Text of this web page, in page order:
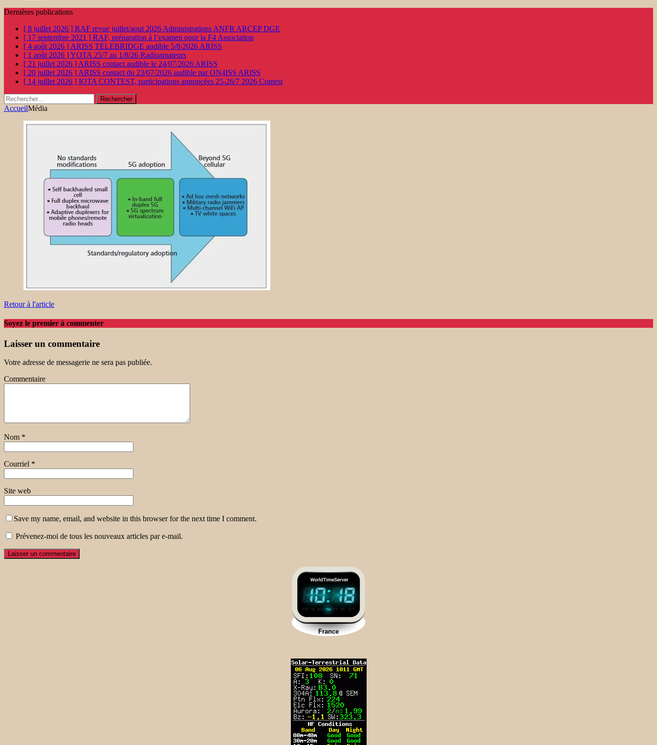
Dernières publications
[ 8 juillet 2026 ] RAF revue juillet/aout 2026 Administrations ANFR ARCEP DGE
[ 17 septembre 2021 ] RAF, préparation à l’examen pour la F4 Association
[ 4 août 2026 ] ARISS TELEBRIDGE audible 5/8/2026 ARISS
[ 1 août 2026 ]YOTA 25/7 au 1/8/26 Radioamateurs
[ 21 juillet 2026 ] ARISS contact audible le 24/07/2026 ARISS
[ 20 juillet 2026 ] ARISS contact du 23/07/2026 audible par ON4ISS ARISS
[ 14 juillet 2026 ] IOTA CONTEST, participations annoncées 25-26/7 2026 Contest
Rechercher :
AccueilMédia
Retour à l'article
Soyez le premier à commenter
Laisser un commentaire
Votre adresse de messagerie ne sera pas publiée.
Commentaire
Nom *
Courriel *
Site web
Save my name, email, and website in this browser for the next time I comment.
Prévenez-moi de tous les nouveaux articles par e-mail.